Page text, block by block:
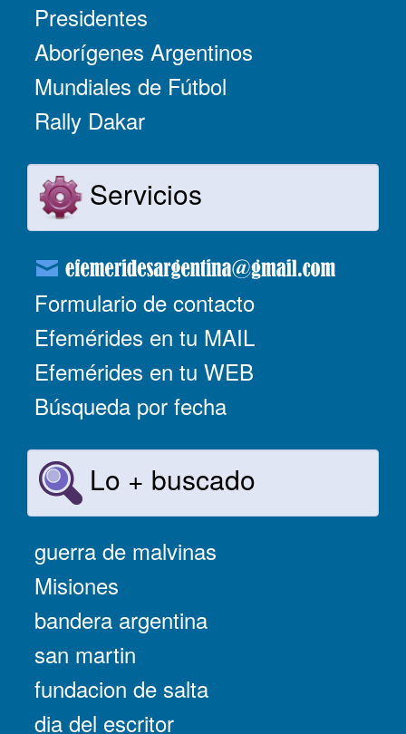
Presidentes
Aborígenes Argentinos
Mundiales de Fútbol
Rally Dakar
Servicios
Formulario de contacto
Efemérides en tu MAIL
Efemérides en tu WEB
Búsqueda por fecha
Lo + buscado
guerra de malvinas
Misiones
bandera argentina
san martin
fundacion de salta
dia del escritor